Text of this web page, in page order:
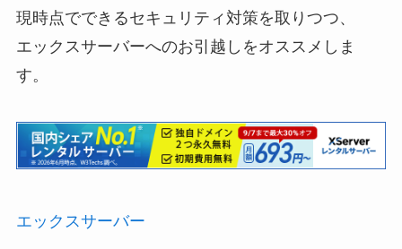
現時点でできるセキュリティ対策を取りつつ、
エックスサーバーへのお引越しをオススメしま
す。
エックスサーバー